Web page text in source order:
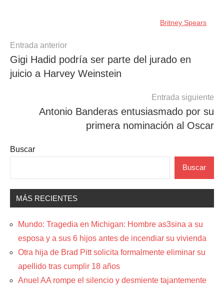
Britney Spears
Navegación
de
entradas
Entrada anterior
Gigi Hadid podría ser parte del jurado en
juicio a Harvey Weinstein
Entrada siguiente
Antonio Banderas entusiasmado por su
primera nominación al Oscar
Buscar
Buscar
MÁS RECIENTES
Mundo: Tragedia en Michigan: Hombre as3sina a su
esposa y a sus 6 hijos antes de incendiar su vivienda
Otra hija de Brad Pitt solicita formalmente eliminar su
apellido tras cumplir 18 años
Anuel AA rompe el silencio y desmiente tajantemente